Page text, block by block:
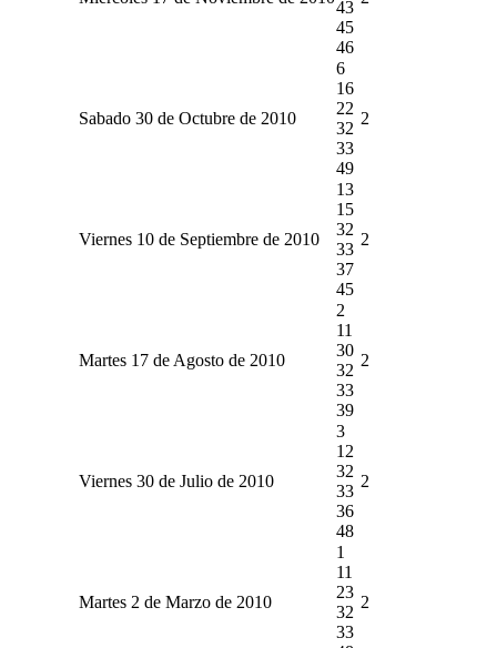
43
45
46
Sabado 30 de Octubre de 2010
6
16
22
32
33
49
2
Viernes 10 de Septiembre de 2010
13
15
32
33
37
45
2
Martes 17 de Agosto de 2010
2
11
30
32
33
39
2
Viernes 30 de Julio de 2010
3
12
32
33
36
48
2
Martes 2 de Marzo de 2010
1
11
23
32
33
2